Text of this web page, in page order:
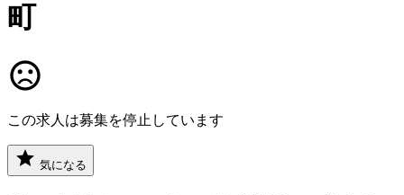
町
この求人は募集を停止しています
気になる